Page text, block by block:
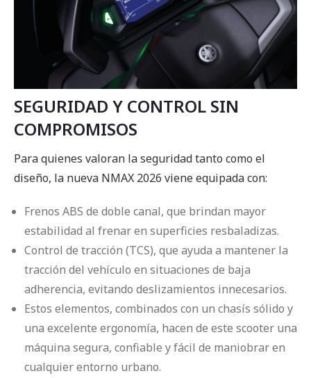
SEGURIDAD Y CONTROL SIN
COMPROMISOS
Para quienes valoran la seguridad tanto como el
diseño, la nueva NMAX 2026 viene equipada con:
Frenos ABS de doble canal, que brindan mayor
estabilidad al frenar en superficies resbaladizas.
Control de tracción (TCS), que ayuda a mantener la
tracción del vehículo en situaciones de baja
adherencia, evitando deslizamientos innecesarios.
Estos elementos, combinados con un chasís sólido y
una excelente ergonomía, hacen de este scooter una
máquina segura, confiable y fácil de maniobrar en
cualquier entorno urbano.